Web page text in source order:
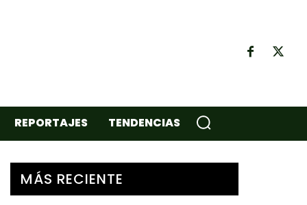
REPORTAJES TENDENCIAS
MÁS RECIENTE